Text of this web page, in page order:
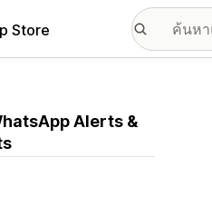
Store
Alerts &